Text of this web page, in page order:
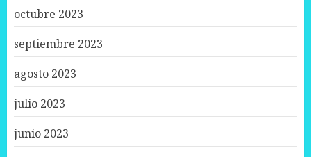
octubre 2023
septiembre 2023
agosto 2023
julio 2023
junio 2023